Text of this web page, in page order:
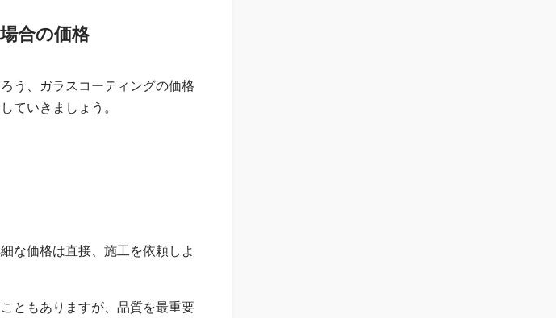
合の価格
う、ガラスコーティングの価格
ていきましょう。
な価格は直接、施工を依頼しよ
ともありますが、品質を最重要